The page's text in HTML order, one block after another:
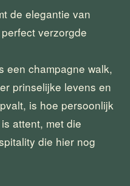
de elegantie van
verzorgde
een champagne walk,
prinselijke levens en
is hoe persoonlijk
attent, met die
die hier nog